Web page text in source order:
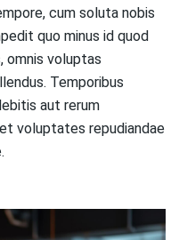
cum soluta nobis
quo minus id quod
omnis voluptas
Temporibus
aut rerum
voluptates repudiandae